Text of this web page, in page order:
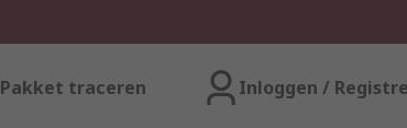
Pakket traceren Inloggen /